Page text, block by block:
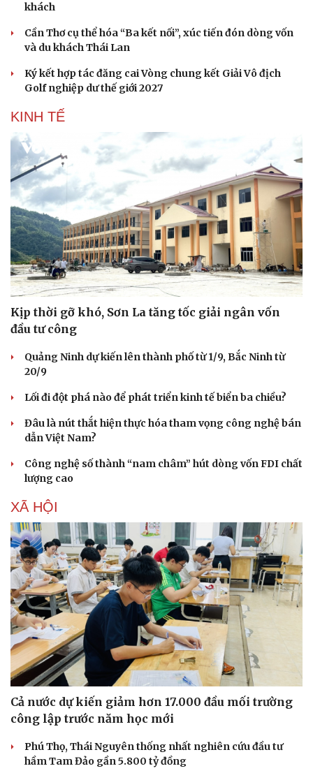
khách
Cần Thơ cụ thể hóa “Ba kết nối”, xúc tiến đón dòng vốn
và du khách Thái Lan
Ký kết hợp tác đăng cai Vòng chung kết Giải Vô địch
Golf nghiệp dư thế giới 2027
KINH TẾ
Kịp thời gỡ khó, Sơn La tăng tốc giải ngân vốn
đầu tư công
Quảng Ninh dự kiến lên thành phố từ 1/9, Bắc Ninh từ
20/9
Lối đi đột phá nào để phát triển kinh tế biển ba chiều?
Đâu là nút thắt hiện thực hóa tham vọng công nghệ bán
dẫn Việt Nam?
Công nghệ số thành “nam châm” hút dòng vốn FDI chất
lượng cao
XÃ HỘI
Cả nước dự kiến giảm hơn 17.000 đầu mối trường
công lập trước năm học mới
Phú Thọ, Thái Nguyên thống nhất nghiên cứu đầu tư
hầm Tam Đảo gần 5.800 tỷ đồng